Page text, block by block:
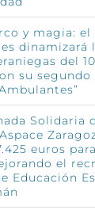
y magia: el
dinamizará
del
su segundo
Solidaria
euros para
el
Educación